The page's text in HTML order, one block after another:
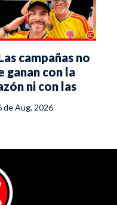
campañas no
ganan con la
ni con las
de De la
de Aug, 2026